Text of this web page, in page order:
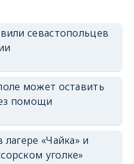
севастопольцев
может оставить
помощи
«Чайка» и
уголке»